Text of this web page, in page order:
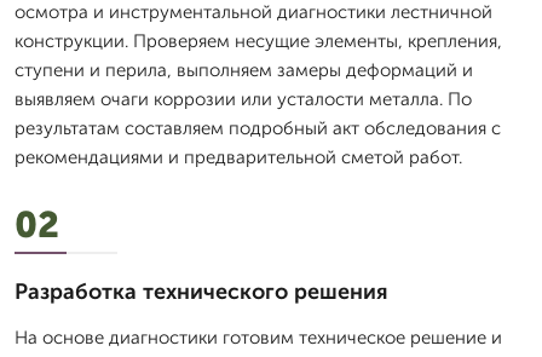
осмотра и инструментальной диагностики лестничной
конструкции. Проверяем несущие элементы, крепления,
ступени и перила, выполняем замеры деформаций и
выявляем очаги коррозии или усталости металла. По
результатам составляем подробный акт обследования с
рекомендациями и предварительной сметой работ.
02
Разработка технического решения
На основе диагностики готовим техническое решение и